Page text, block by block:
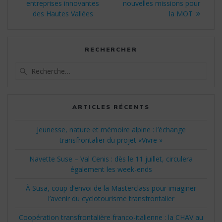
l’article
:
entreprises innovantes
des Hautes Vallées
nouvelles missions pour
la MOT
RECHERCHER
ARTICLES RÉCENTS
Jeunesse, nature et mémoire alpine : l’échange
transfrontalier du projet «Vivre »
Navette Suse – Val Cenis : dès le 11 juillet, circulera
également les week-ends
À Susa, coup d’envoi de la Masterclass pour imaginer
l’avenir du cyclotourisme transfrontalier
Coopération transfrontalière franco-italienne : la CHAV au